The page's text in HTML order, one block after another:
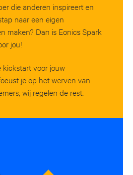
die anderen inspireert en
naar een eigen
maken? Dan is Eonics Spark
jou!
kickstart voor jouw
je op het werven van
wij regelen de rest.